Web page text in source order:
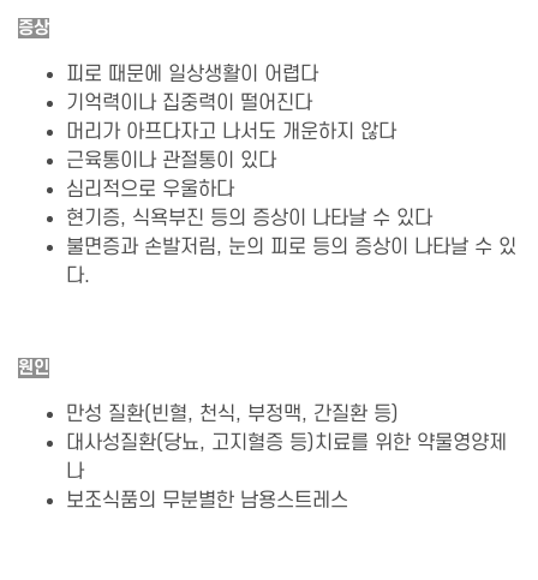
증상
피로 때문에 일상생활이 어렵다
기억력이나 집중력이 떨어진다
머리가 아프다자고 나서도 개운하지 않다
근육통이나 관절통이 있다
심리적으로 우울하다
현기증, 식욕부진 등의 증상이 나타날 수 있다
불면증과 손발저림, 눈의 피로 등의 증상이 나타날 수 있
다.
원인
만성 질환(빈혈, 천식, 부정맥, 간질환 등)
대사성질환(당뇨, 고지혈증 등)치료를 위한 약물영양제
나
보조식품의 무분별한 남용스트레스